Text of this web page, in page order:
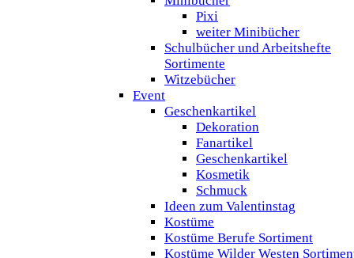
Pixi
weiter Minibücher
Schulbücher und Arbeitshefte
Sortimente
Witzebücher
Event
Geschenkartikel
Dekoration
Fanartikel
Geschenkartikel
Kosmetik
Schmuck
Ideen zum Valentinstag
Kostüme
Kostüme Berufe Sortiment
Kostüme Wilder Westen